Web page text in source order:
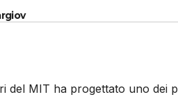
del MIT ha progettato uno dei